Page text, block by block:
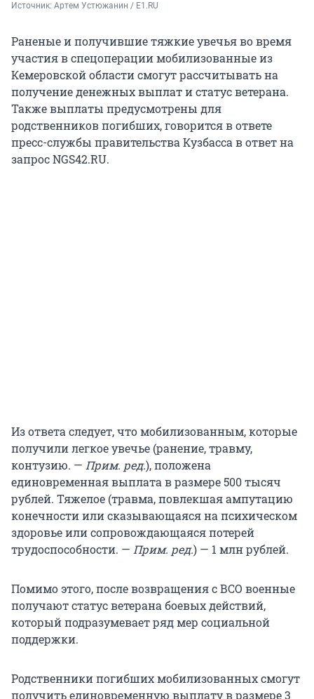
Источник: Артем Устюжанин / E1.RU
Раненые и получившие тяжкие увечья во время
участия в спецоперации мобилизованные из
Кемеровской области смогут рассчитывать на
получение денежных выплат и статус ветерана.
Также выплаты предусмотрены для
родственников погибших, говорится в ответе
пресс-службы правительства Кузбасса в ответ на
запрос NGS42.RU.
Из ответа следует, что мобилизованным, которые
получили легкое увечье (ранение, травму,
контузию. — Прим. ред.), положена
единовременная выплата в размере 500 тысяч
рублей. Тяжелое (травма, повлекшая ампутацию
конечности или сказывающаяся на психическом
здоровье или сопровождающаяся потерей
трудоспособности. — Прим. ред.) — 1 млн рублей.
Помимо этого, после возвращения с ВСО военные
получают статус ветерана боевых действий,
который подразумевает ряд мер социальной
поддержки.
Родственники погибших мобилизованных смогут
получить единовременную выплату в размере 3